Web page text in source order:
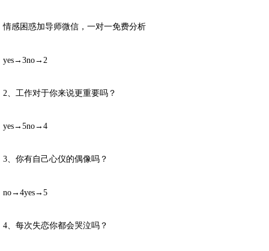
情感困惑加导师微信，一对一免费分析
yes→3no→2
2、工作对于你来说更重要吗？
yes→5no→4
3、你有自己心仪的偶像吗？
no→4yes→5
4、每次失恋你都会哭泣吗？